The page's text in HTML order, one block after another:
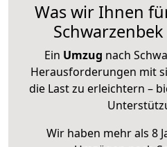
Was wir Ihnen
Ein Umzug nach
Herausforderungen mit
die Last zu erleichtern –
Wir haben mehr als 8